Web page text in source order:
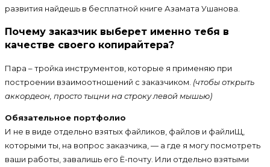
развития найдешь в бесплатной книге Азамата Ушанова.
Почему заказчик выберет именно тебя в
качестве своего копирайтера?
Пара – тройка инструментов, которые я применяю при
построении взаимоотношений с заказчиком. (чтобы открыть
аккордеон, просто тыцни на строку левой мышью)
Обязательное портфолио
И не в виде отдельно взятых файликов, файлов и файлиЩ,
которыми ты, на вопрос заказчика, — а где я могу посмотреть
ваши работы, завалишь его Ё-почту. Или отдельно взятыми